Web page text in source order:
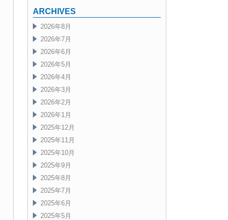
ARCHIVES
2026年8月
2026年7月
2026年6月
2026年5月
2026年4月
2026年3月
2026年2月
2026年1月
2025年12月
2025年11月
2025年10月
2025年9月
2025年8月
2025年7月
2025年6月
2025年5月